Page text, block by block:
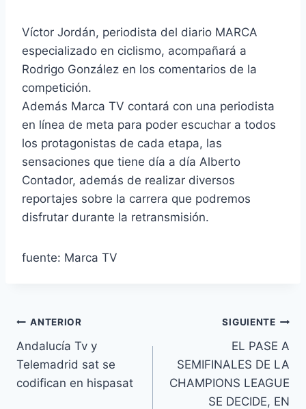
Víctor Jordán, periodista del diario MARCA
especializado en ciclismo, acompañará a
Rodrigo González en los comentarios de la
competición.
Además Marca TV contará con una periodista
en línea de meta para poder escuchar a todos
los protagonistas de cada etapa, las
sensaciones que tiene día a día Alberto
Contador, además de realizar diversos
reportajes sobre la carrera que podremos
disfrutar durante la retransmisión.
fuente: Marca TV
Navegación
de
entradas
ANTERIOR
Andalucía Tv y
Telemadrid sat se
codifican en hispasat
SIGUIENTE
EL PASE A
SEMIFINALES DE LA
CHAMPIONS LEAGUE
SE DECIDE, EN